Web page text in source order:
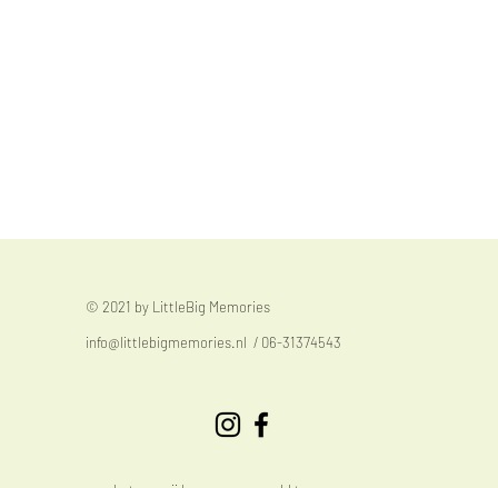
© 2021 by LittleBig Memories
info@littlebigmemories.nl / 06-31374543